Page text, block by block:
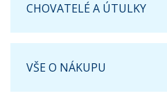
CHOVATELÉ A ÚTULKY
VŠE O NÁKUPU